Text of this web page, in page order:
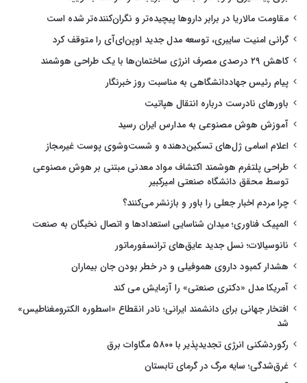
مقاومت مالاریا در برابر داروها پیچیده‌تر و نگران‌کننده‌تر شده است
گرانی امنیت سایبری، توسعه مدل جدید اوپن‌ای‌آی را متوقف کرد
کاهش ۲۹ درصدی مصرف انرژی ساختمان‌ها با یک طراحی هوشمند
پیام رئیس جهاددانشگاهی به مناسبت روز خبرنگار
باورهای نادرست درباره انتقال هپاتیت
آموزش هوش مصنوعی به مدارس ایران رسید
اعلام اسامی ژل‌های تسکین‌دهنده و شست‌وشوی پوست غیرمجاز
طراحی پلتفرم هوشمند اکتشاف مواد معدنی مبتنی بر هوش مصنوعی
توسط محقق دانشگاه صنعتی امیرکبیر
چرا مردم اخبار جعلی را باور و بازنشر می‌کنند؟
المپیک فناوری؛ میدان شناسایی استعدادها و اتصال نخبگان به صنعت
نانوسیالات؛ نسل جدید عایق‌های ترانسفورماتور
هشدار کمبود داروی هموفیلی و در خطر بودن جان بیماران
آمریکا مدل «دکتری صنعتی» را آزمایش می کند
افتخار جهانی برای دانشمند ایرانی؛ نادر انقطاع «اسطوره الکترومغناطیس»
شد
رکوردشکنی انرژی تجدیدپذیر با ۵۸۰۰ مگاوات برق
غرق‌شدگی؛ سایه مرگ در گرمای تابستان